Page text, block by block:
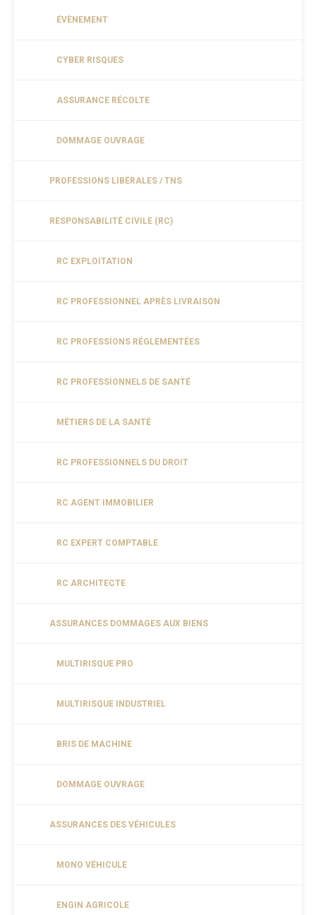
ÉVÈNEMENT
CYBER RISQUES
ASSURANCE RÉCOLTE
DOMMAGE OUVRAGE
PROFESSIONS LIBÉRALES / TNS
RESPONSABILITÉ CIVILE (RC)
RC EXPLOITATION
RC PROFESSIONNEL APRÈS LIVRAISON
RC PROFESSIONS RÉGLEMENTÉES
RC PROFESSIONNELS DE SANTÉ
MÉTIERS DE LA SANTÉ
RC PROFESSIONNELS DU DROIT
RC AGENT IMMOBILIER
RC EXPERT COMPTABLE
RC ARCHITECTE
ASSURANCES DOMMAGES AUX BIENS
MULTIRISQUE PRO
MULTIRISQUE INDUSTRIEL
BRIS DE MACHINE
DOMMAGE OUVRAGE
ASSURANCES DES VÉHICULES
MONO VÉHICULE
ENGIN AGRICOLE